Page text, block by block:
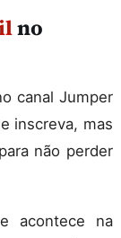
no
canal Jumper
inscreva, mas
não perder
acontece na